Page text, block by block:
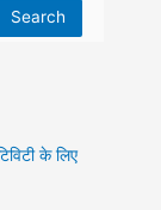
Search
के लिए